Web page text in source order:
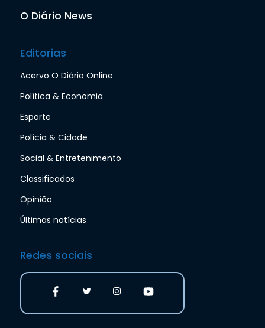
O Diário News
Editorias
Acervo O Diário Online
Política & Economia
Esporte
Polícia & Cidade
Social & Entretenimento
Classificados
Opinião
Últimas notícias
Redes sociais